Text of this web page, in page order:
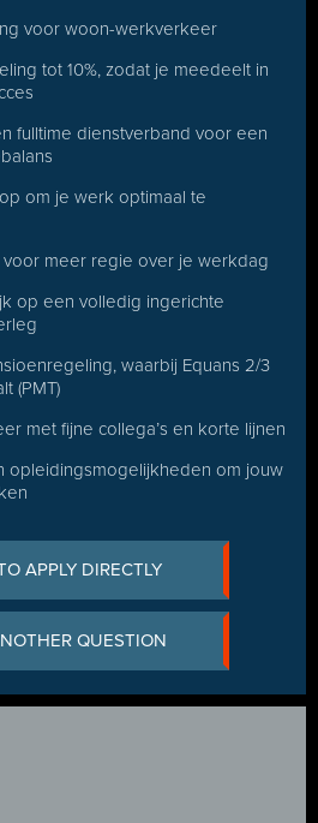
voor woon-werkverkeer
tot 10%, zodat je meedeelt in
fulltime dienstverband voor een
om je werk optimaal te
meer regie over je werkdag
op een volledig ingerichte
waarbij Equans 2/3
(PMT)
met fijne collega’s en korte lijnen
opleidingsmogelijkheden om jouw
APPLY DIRECTLY
QUESTION